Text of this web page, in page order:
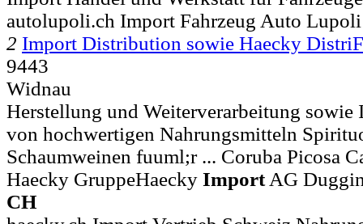
autolupoli.ch Import Fahrzeug Auto Lupoli
2 Import Distribution sowie Haecky
9443
Widnau
Herstellung und Weiterverarbeitung sowie
von hochwertigen Nahrungsmitteln
Schaumweinen fuuml;r ... Coruba Picosa
Haecky GruppeHaecky ImportAG
CH